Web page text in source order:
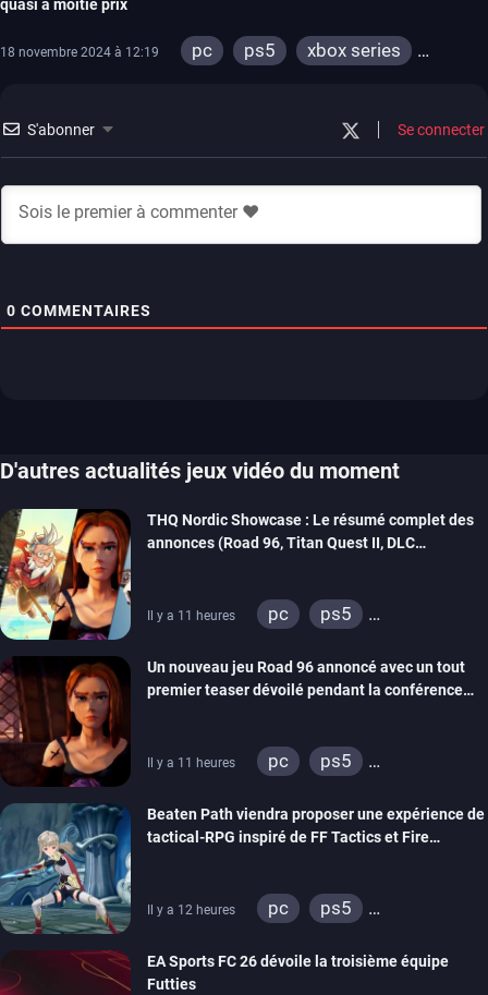
quasi à moitié prix
18 novembre 2024 à 12:19 pc ps5
xbox series
S'abonner Se connecter
0 COMMENTAIRES
D'autres actualités jeux vidéo du moment
THQ Nordic Showcase : Le résumé complet des
annonces (Road 96, Titan Quest II, DLC
Il y a 11 heures pc
ps5
stadia
ps4
xbox one
switch 2
Un nouveau jeu Road 96 annoncé avec un tout
premier teaser dévoilé pendant la conférence
Il y a 11 heures pc
ps5
stadia
ps4
xbox one
Beaten Path viendra proposer une expérience de
tactical-RPG inspiré de FF Tactics et Fire
Il y a 12 heures pc
ps5
EA Sports FC 26 dévoile la troisième équipe
Futties